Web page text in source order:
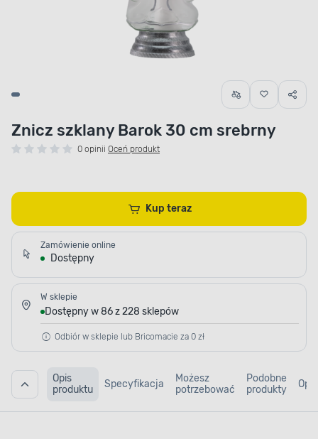
Znicz szklany Barok 30 cm srebrny
0 opinii Oceń produkt
Kup teraz
Zamówienie online
Dostępny
W sklepie
Dostępny w 86 z 228 sklepów
Odbiór w sklepie lub Bricomacie za 0 zł
Opis
produktu
Specyfikacja
Możesz
potrzebować
Podobne
produkty